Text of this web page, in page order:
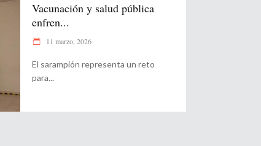
Vacunación y salud pública
enfren...
11 marzo, 2026
El sarampión representa un reto
para